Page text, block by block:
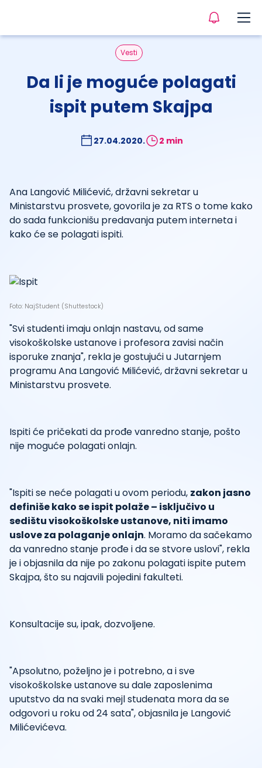
Vesti
Da li je moguće polagati
ispit putem Skajpa
27.04.2020. 2 min
Ana Langović Milićević, državni sekretar u
Ministarstvu prosvete, govorila je za RTS o tome kako
do sada funkcionišu predavanja putem interneta i
kako će se polagati ispiti.
Foto: NajStudent (Shuttestock)
"Svi studenti imaju onlajn nastavu, od same
visokoškolske ustanove i profesora zavisi način
isporuke znanja", rekla je gostujući u Jutarnjem
programu Ana Langović Milićević, državni sekretar u
Ministarstvu prosvete.
Ispiti će pričekati da prođe vanredno stanje, pošto
nije moguće polagati onlajn.
"Ispiti se neće polagati u ovom periodu, zakon jasno
definiše kako se ispit polaže – isključivo u
sedištu visokoškolske ustanove, niti imamo
uslove za polaganje onlajn. Moramo da sačekamo
da vanredno stanje prođe i da se stvore uslovi", rekla
je i objasnila da nije po zakonu polagati ispite putem
Skajpa, što su najavili pojedini fakulteti.
Konsultacije su, ipak, dozvoljene.
"Apsolutno, poželjno je i potrebno, a i sve
visokoškolske ustanove su dale zaposlenima
uputstvo da na svaki mejl studenata mora da se
odgovori u roku od 24 sata", objasnila je Langović
Milićevićeva.